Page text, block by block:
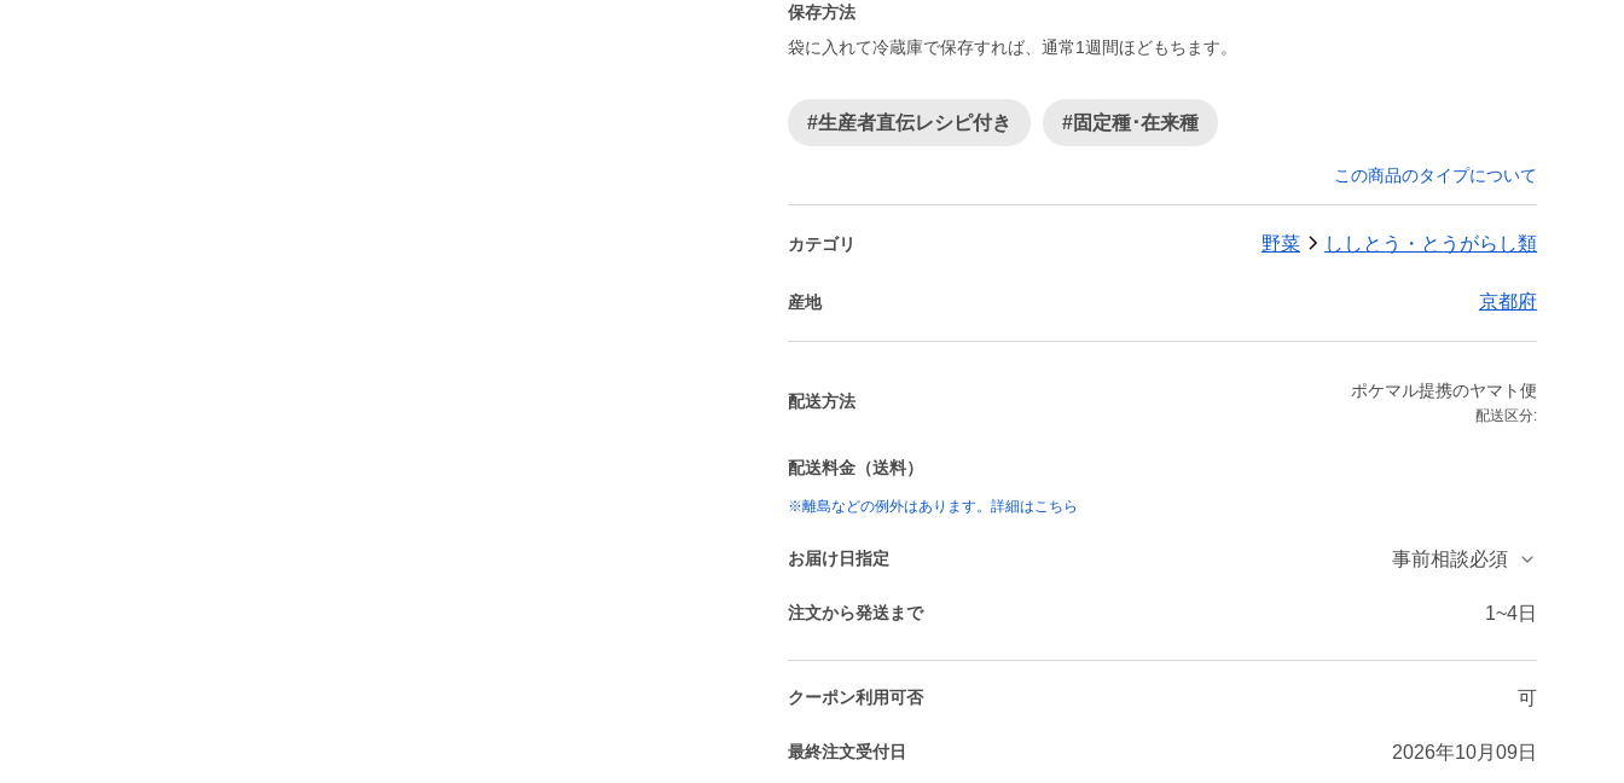
保存方法
袋に入れて冷蔵庫で保存すれば、通常1週間ほどもちます。
#生産者直伝レシピ付き #固定種･在来種
この商品のタイプについて
カテゴリ 野菜 ししとう・とうがらし類
産地 京都府
配送方法
ポケマル提携のヤマト便
配送区分:
配送料金（送料）
※離島などの例外はあります。詳細はこちら
お届け日指定 事前相談必須
注文から発送まで 1~4日
クーポン利用可否 可
最終注文受付日 2026年10月09日